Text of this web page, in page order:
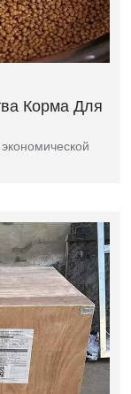
Корма Для